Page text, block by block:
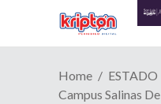
Home
ESTADO
Campus Salinas